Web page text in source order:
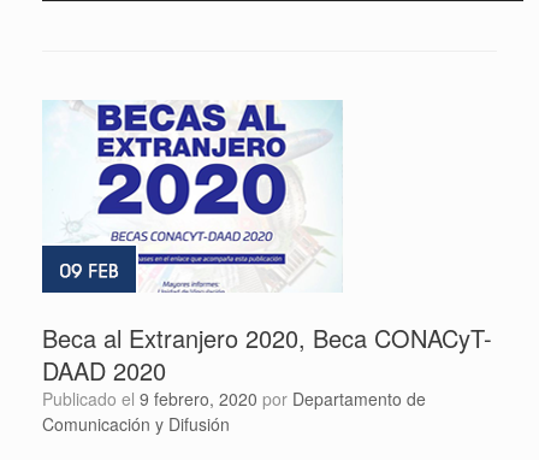
Beca al Extranjero 2020, Beca CONACyT-
DAAD 2020
Publicado el 9 febrero, 2020 por Departamento de
Comunicación y Difusión